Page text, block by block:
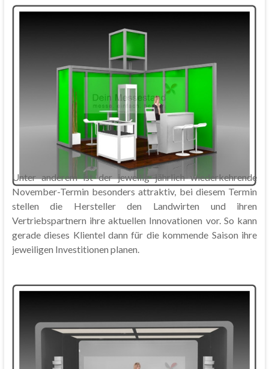
Unter anderem ist der jeweilig jährlich wiederkehrende
November-Termin besonders attraktiv, bei diesem Termin
stellen die Hersteller den Landwirten und ihren
Vertriebspartnern ihre aktuellen Innovationen vor. So kann
gerade dieses Klientel dann für die kommende Saison ihre
jeweiligen Investitionen planen.